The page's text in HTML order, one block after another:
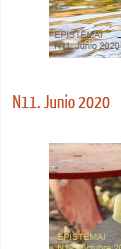
N11. Junio 2020